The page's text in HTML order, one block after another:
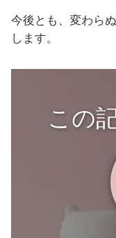
今後とも、変わら
します。
この